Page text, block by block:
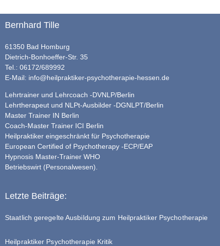
Bernhard Tille
61350 Bad Homburg
Dietrich-Bonhoeffer-Str. 35
Tel.: 06172/689992
E-Mail: info@heilpraktiker-psychotherapie-hessen.de
Lehrtrainer und Lehrcoach -DVNLP/Berlin
Lehrtherapeut und NLPt-Ausbilder -DGNLPT/Berlin
Master Trainer IN Berlin
Coach-Master Trainer ICI Berlin
Heilpraktiker eingeschränkt für Psychotherapie
European Certified of Psychotherapy -ECP/EAP
Hypnosis Master-Trainer WHO
Betriebswirt (Personalwesen).
Letzte Beiträge:
Staatlich geregelte Ausbildung zum Heilpraktiker Psychotherapie
Heilpraktiker Psychotherapie Kritik